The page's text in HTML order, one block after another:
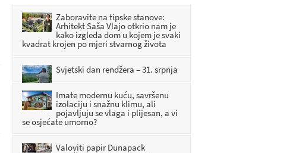
Izbio požar u Zagorju: Vatrogasci
hitno izašli na teren, intervencija
još uvijek traje
PRIJE: 31 MINUTA
Zaboravite na tipske stanove:
Arhitekt Saša Vlajo otkrio nam je
kako izgleda dom u kojem je svaki
kvadrat krojen po mjeri stvarnog života
Svjetski dan rendžera – 31. srpnja
Imate modernu kuću, savršenu
izolaciju i snažnu klimu, ali
pojavljuju se vlaga i plijesan, a vi
se osjećate umorno?
Valoviti papir Dunapack